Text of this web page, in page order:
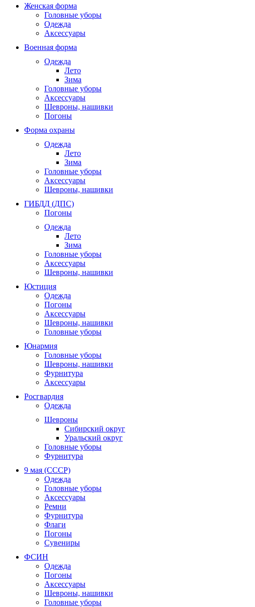
Женская форма
Головные уборы
Одежда
Аксессуары
Военная форма
Одежда
Лето
Зима
Головные уборы
Аксессуары
Шевроны, нашивки
Погоны
Форма охраны
Одежда
Лето
Зима
Головные уборы
Аксессуары
Шевроны, нашивки
ГИБДД (ДПС)
Погоны
Одежда
Лето
Зима
Головные уборы
Аксессуары
Шевроны, нашивки
Юстиция
Одежда
Погоны
Аксессуары
Шевроны, нашивки
Головные уборы
Юнармия
Головные уборы
Шевроны, нашивки
Фурнитура
Аксессуары
Росгвардия
Одежда
Шевроны
Сибирский округ
Уральский округ
Головные уборы
Фурнитура
9 мая (СССР)
Одежда
Головные уборы
Аксессуары
Ремни
Фурнитура
Флаги
Погоны
Сувениры
ФСИН
Одежда
Погоны
Аксессуары
Шевроны, нашивки
Головные уборы